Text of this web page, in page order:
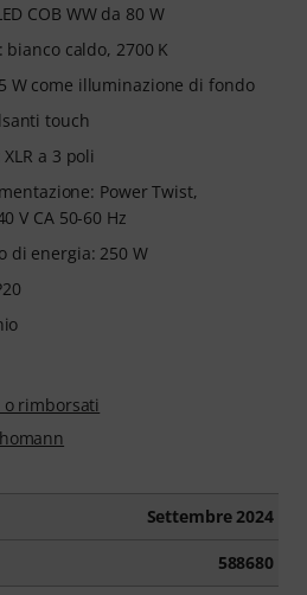
COB WW da 80 W
caldo, 2700 K
W come illuminazione di fondo
touch
a 3 poli
Power Twist,
V CA 50-60 Hz
di energia: 250 W
rimborsati
Settembre 2024
588680